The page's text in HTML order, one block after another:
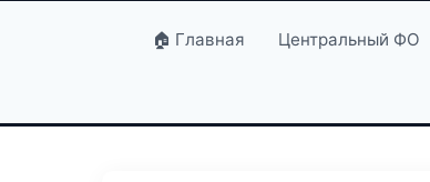
🏠 Главная Центральный ФО